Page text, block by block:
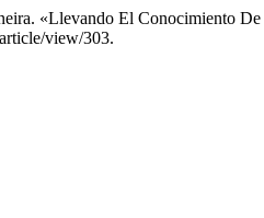
«Llevando El Conocimiento De
view/303.